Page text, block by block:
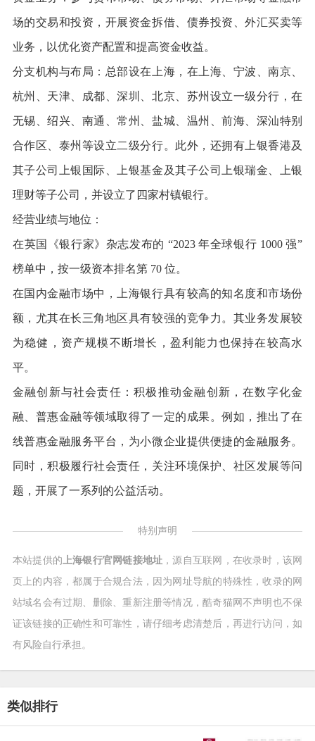
场的交易和投资，开展资金拆借、债券投资、外汇买卖等
业务，以优化资产配置和提高资金收益。
分支机构与布局：总部设在上海，在上海、宁波、南京、
杭州、天津、成都、深圳、北京、苏州设立一级分行，在
无锡、绍兴、南通、常州、盐城、温州、前海、深汕特别
合作区、泰州等设立二级分行。此外，还拥有上银香港及
其子公司上银国际、上银基金及其子公司上银瑞金、上银
理财等子公司，并设立了四家村镇银行。
经营业绩与地位：
在英国《银行家》杂志发布的 “2023 年全球银行 1000 强”
榜单中，按一级资本排名第 70 位。
在国内金融市场中，上海银行具有较高的知名度和市场份
额，尤其在长三角地区具有较强的竞争力。其业务发展较
为稳健，资产规模不断增长，盈利能力也保持在较高水
平。
金融创新与社会责任：积极推动金融创新，在数字化金
融、普惠金融等领域取得了一定的成果。例如，推出了在
线普惠金融服务平台，为小微企业提供便捷的金融服务。
同时，积极履行社会责任，关注环境保护、社区发展等问
题，开展了一系列的公益活动。
特别声明
本站提供的 上海银行官网链接地址 ，源自互联网，在收录时，该网
页上的内容，都属于合规合法，因为网址导航的特殊性，收录的网
站域名会有过期、删除、重新注册等情况，酷奇猫网不声明也不保
证该链接的正确性和可靠性，请仔细考虑清楚后，再进行访问，如
有风险自行承担。
类似排行